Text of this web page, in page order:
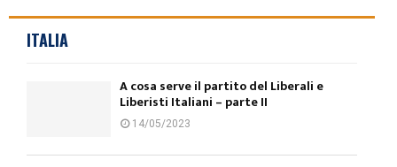
ITALIA
A cosa serve il partito del Liberali e
Liberisti Italiani – parte II
14/05/2023